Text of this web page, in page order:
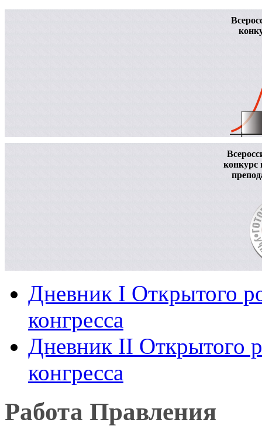
конкурс
Дневник I Открытого
конгресса
Дневник II Открытого
конгресса
Работа Правления